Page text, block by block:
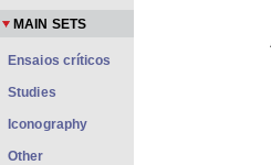
MAIN SETS
Ensaios críticos
Studies
Iconography
Other